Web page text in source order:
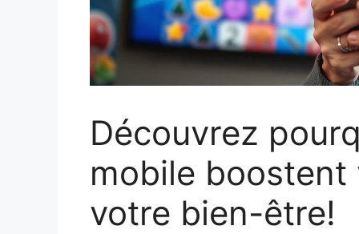
Découvrez
mobile
votre bien-être!